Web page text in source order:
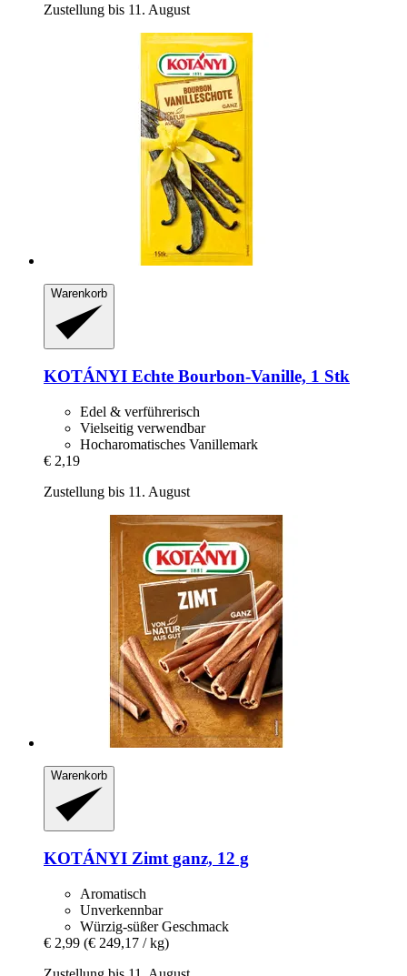
Zustellung bis 11. August
Warenkorb
KOTÁNYI Echte Bourbon-​Vanille, 1 Stk
Edel & verführerisch
Vielseitig verwendbar
Hocharomatisches Vanillemark
€ 2,19
Zustellung bis 11. August
Warenkorb
KOTÁNYI Zimt ganz, 12 g
Aromatisch
Unverkennbar
Würzig-süßer Geschmack
€ 2,99 (€ 249,17 / kg)